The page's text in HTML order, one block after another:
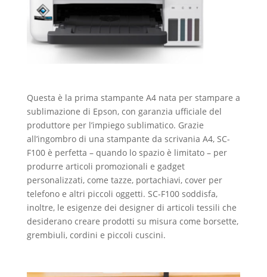
Questa è la prima stampante A4 nata per stampare a
sublimazione di Epson, con garanzia ufficiale del
produttore per l’impiego sublimatico. Grazie
all’ingombro di una stampante da scrivania A4, SC-
F100 è perfetta – quando lo spazio è limitato – per
produrre articoli promozionali e gadget
personalizzati, come tazze, portachiavi, cover per
telefono e altri piccoli oggetti. SC-F100 soddisfa,
inoltre, le esigenze dei designer di articoli tessili che
desiderano creare prodotti su misura come borsette,
grembiuli, cordini e piccoli cuscini.